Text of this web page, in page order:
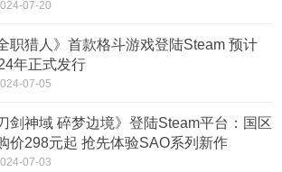
07-20
全职猎人》首款格斗游戏登陆Steam 预计
年正式发行
07-05
刀剑神域 碎梦边境》登陆Steam平台：国区
价298元起 抢先体验SAO系列新作
07-03